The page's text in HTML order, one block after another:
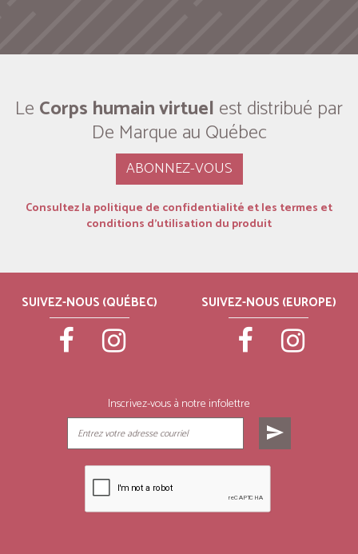
Le Corps humain virtuel est distribué par
De Marque au Québec
ABONNEZ-VOUS
Consultez la politique de confidentialité et les termes et
conditions d’utilisation du produit
SUIVEZ-NOUS (QUÉBEC) SUIVEZ-NOUS (EUROPE)
Inscrivez-vous à notre infolettre
send